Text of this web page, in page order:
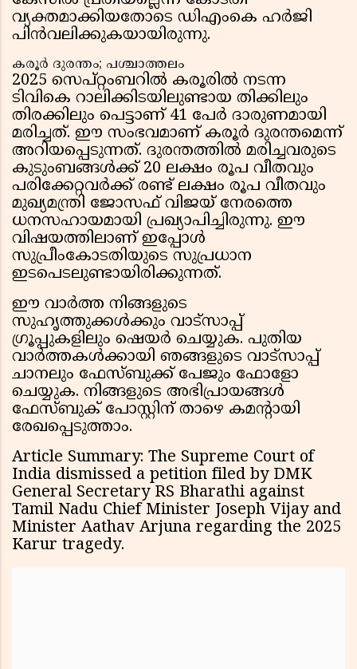
വ്യക്തമാക്കിയതോടെ ഡിഎംകെ ഹർജി
പിൻവലിക്കുകയായിരുന്നു.
കരൂർ ദുരന്തം; പശ്ചാത്തലം
2025 സെപ്റ്റംബറിൽ കരൂരിൽ നടന്ന
ടിവികെ റാലിക്കിടയിലുണ്ടായ തിക്കിലും
തിരക്കിലും പെട്ടാണ് 41 പേർ ദാരുണമായി
മരിച്ചത്. ഈ സംഭവമാണ് കരൂർ ദുരന്തമെന്ന്
അറിയപ്പെടുന്നത്. ദുരന്തത്തിൽ മരിച്ചവരുടെ
കുടുംബങ്ങൾക്ക് 20 ലക്ഷം രൂപ വീതവും
പരിക്കേറ്റവർക്ക് രണ്ട് ലക്ഷം രൂപ വീതവും
മുഖ്യമന്ത്രി ജോസഫ് വിജയ് നേരത്തെ
ധനസഹായമായി പ്രഖ്യാപിച്ചിരുന്നു. ഈ
വിഷയത്തിലാണ് ഇപ്പോൾ
സുപ്രീംകോടതിയുടെ സുപ്രധാന
ഇടപെടലുണ്ടായിരിക്കുന്നത്.
ഈ വാർത്ത നിങ്ങളുടെ
സുഹൃത്തുക്കൾക്കും വാട്സാപ്പ്
ഗ്രൂപ്പുകളിലും ഷെയർ ചെയ്യുക. പുതിയ
വാർത്തകൾക്കായി ഞങ്ങളുടെ വാട്സാപ്പ്
ചാനലും ഫേസ്ബുക്ക് പേജും ഫോളോ
ചെയ്യുക. നിങ്ങളുടെ അഭിപ്രായങ്ങൾ
ഫേസ്ബുക് പോസ്റ്റിന് താഴെ കമൻ്റായി
രേഖപ്പെടുത്താം.
Article Summary: The Supreme Court of
India dismissed a petition filed by DMK
General Secretary RS Bharathi against
Tamil Nadu Chief Minister Joseph Vijay and
Minister Aathav Arjuna regarding the 2025
Karur tragedy.